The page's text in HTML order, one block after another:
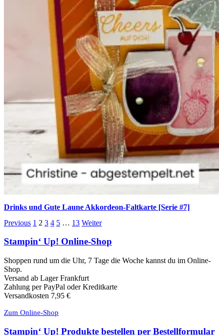
Drinks und Gute Laune Akkordeon-Faltkarte [Serie #7]
Previous 1 2 3 4 5 … 13 Weiter
Stampin‘ Up! Online-Shop
Shoppen rund um die Uhr, 7 Tage die Woche kannst du im Online-
Shop.
Versand ab Lager Frankfurt
Zahlung per PayPal oder Kreditkarte
Versandkosten 7,95 €
Zum Online-Shop
Stampin‘ Up! Produkte bestellen per Bestellformular